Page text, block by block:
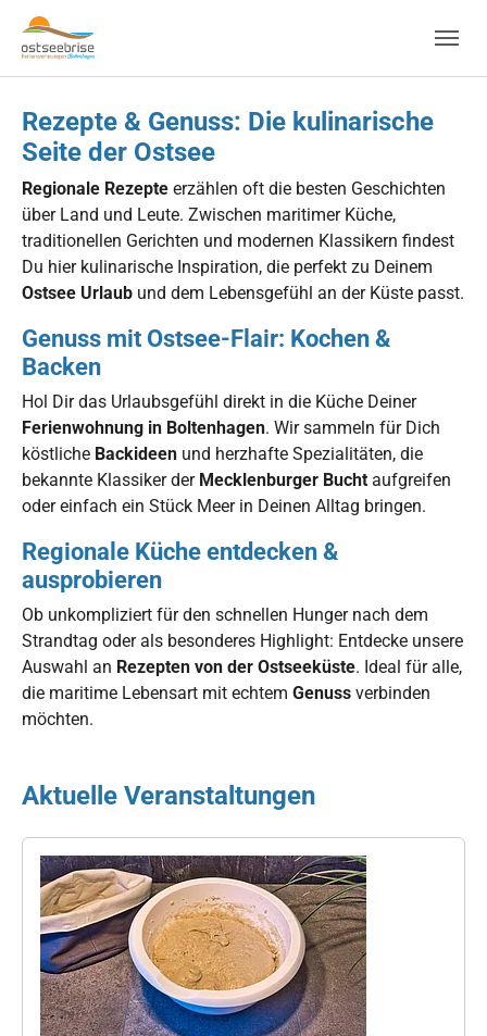
Skip to main navigation
Zum Hauptinhalt springen
Skip to page footer
Rezepte & Genuss: Die kulinarische
Seite der Ostsee
Regionale Rezepte erzählen oft die besten Geschichten
über Land und Leute. Zwischen maritimer Küche,
traditionellen Gerichten und modernen Klassikern findest
Du hier kulinarische Inspiration, die perfekt zu Deinem
Ostsee Urlaub und dem Lebensgefühl an der Küste passt.
Genuss mit Ostsee-Flair: Kochen &
Backen
Hol Dir das Urlaubsgefühl direkt in die Küche Deiner
Ferienwohnung in Boltenhagen. Wir sammeln für Dich
köstliche Backideen und herzhafte Spezialitäten, die
bekannte Klassiker der Mecklenburger Bucht aufgreifen
oder einfach ein Stück Meer in Deinen Alltag bringen.
Regionale Küche entdecken &
ausprobieren
Ob unkompliziert für den schnellen Hunger nach dem
Strandtag oder als besonderes Highlight: Entdecke unsere
Auswahl an Rezepten von der Ostseeküste. Ideal für alle,
die maritime Lebensart mit echtem Genuss verbinden
möchten.
Aktuelle Veranstaltungen